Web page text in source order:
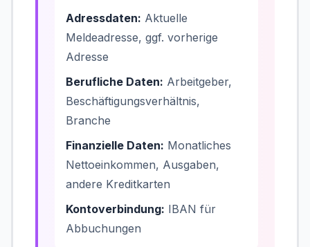
Adressdaten: Aktuelle
Meldeadresse, ggf. vorherige
Adresse
Berufliche Daten: Arbeitgeber,
Beschäftigungsverhältnis,
Branche
Finanzielle Daten: Monatliches
Nettoeinkommen, Ausgaben,
andere Kreditkarten
Kontoverbindung: IBAN für
Abbuchungen